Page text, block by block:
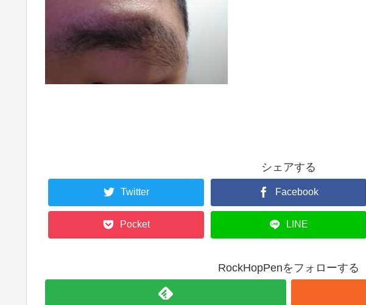
シェアする
Twitter Facebook
Pocket LINE
RockHopPenをフォローする